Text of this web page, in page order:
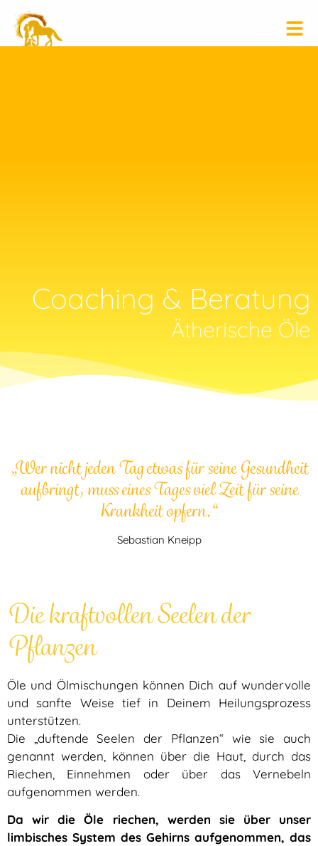
Coaching & Beratung
Ätherische Öle
„Wer nicht jeden Tag etwas für seine Gesundheit
aufbringt, muss eines Tages viel Zeit für seine
Krankheit opfern.“
Sebastian Kneipp
Die kraftvollen Seelen der
Pflanzen
Öle und Ölmischungen können Dich auf wundervolle
und sanfte Weise tief in Deinem Heilungsprozess
unterstützen.
Die „duftende Seelen der Pflanzen“ wie sie auch
genannt werden, können über die Haut, durch das
Riechen, Einnehmen oder über das Vernebeln
aufgenommen werden.
Da wir die Öle riechen, werden sie über unser
limbisches System des Gehirns aufgenommen, das